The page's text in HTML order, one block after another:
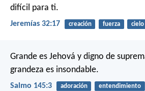
difícil para ti.
Jeremías 32:17 creación fuerza cielo
Grande es Jehová y digno de
grandeza es insondable.
Salmo 145:3 adoración entendimiento